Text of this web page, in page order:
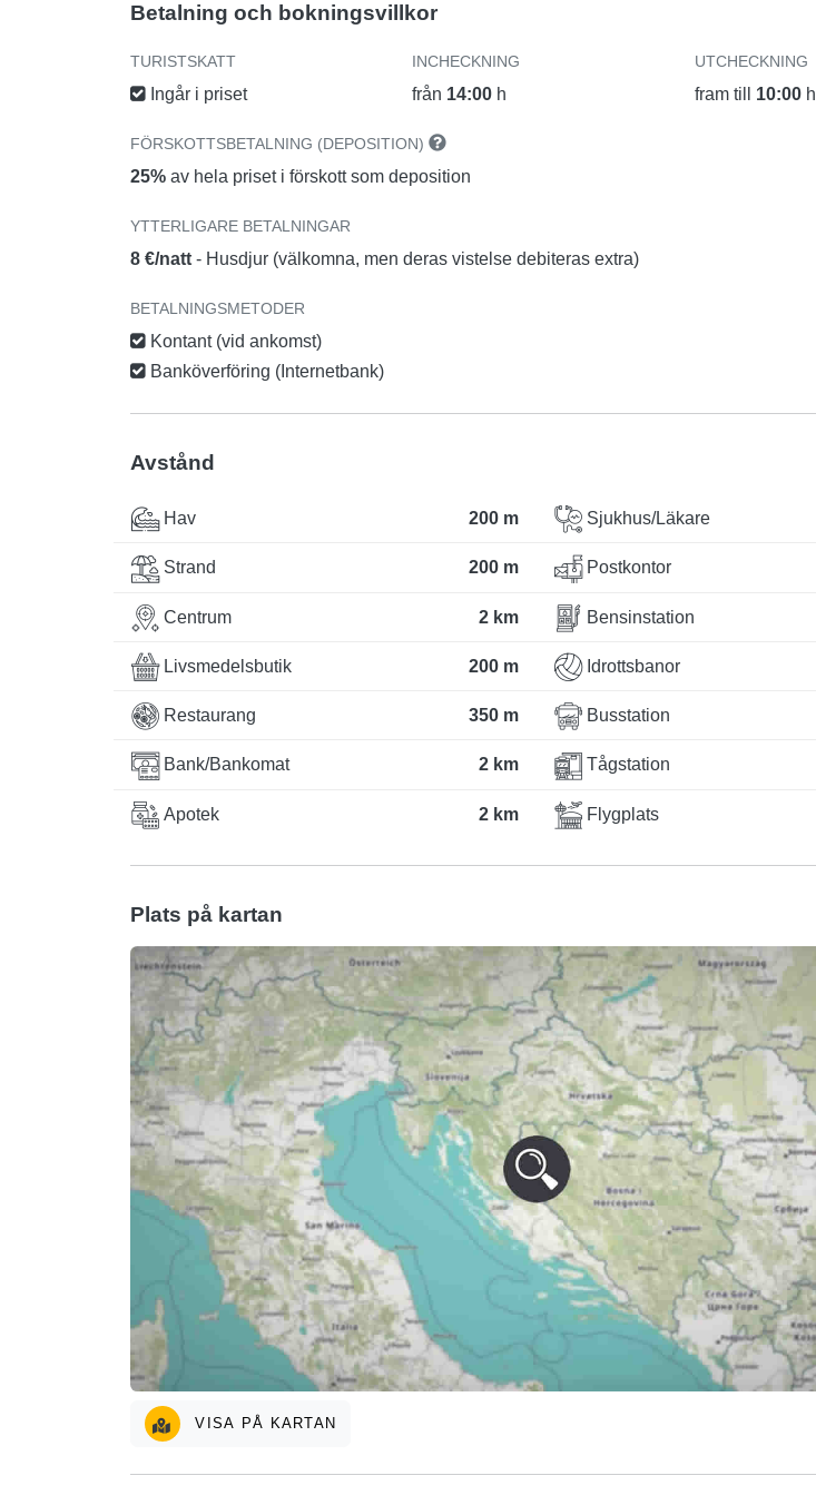
Betalning och bokningsvillkor
TURISTSKATT
Ingår i priset
INCHECKNING
från 14:00 h
UTCHECKNING
fram till 10:00h
FÖRSKOTTSBETALNING (DEPOSITION)
25% av hela priset i förskott som deposition
YTTERLIGARE BETALNINGAR
8 €/natt - Husdjur (välkomna, men deras vistelse debiteras extra)
BETALNINGSMETODER
Kontant (vid ankomst)
Banköverföring (Internetbank)
Avstånd
Hav 200 m
Strand 200 m
Centrum 2 km
Livsmedelsbutik 200 m
Restaurang 350 m
Bank/Bankomat 2 km
Apotek 2 km
Sjukhus/Läkare
Postkontor
Bensinstation
Idrottsbanor
Busstation
Tågstation
Flygplats
Plats på kartan
VISA PÅ KARTAN